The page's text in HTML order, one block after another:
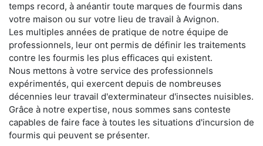
temps record, à anéantir toute marques de fourmis dans
votre maison ou sur votre lieu de travail à Avignon.
Les multiples années de pratique de notre équipe de
professionnels, leur ont permis de définir les traitements
contre les fourmis les plus efficaces qui existent.
Nous mettons à votre service des professionnels
expérimentés, qui exercent depuis de nombreuses
décennies leur travail d'exterminateur d'insectes nuisibles.
Grâce à notre expertise, nous sommes sans conteste
capables de faire face à toutes les situations d'incursion de
fourmis qui peuvent se présenter.